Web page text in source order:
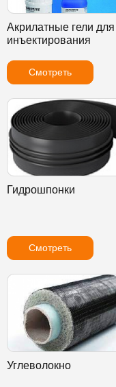
Акрилатные гели для
инъектирования
Смотреть
Гидрошпонки
Смотреть
Углеволокно